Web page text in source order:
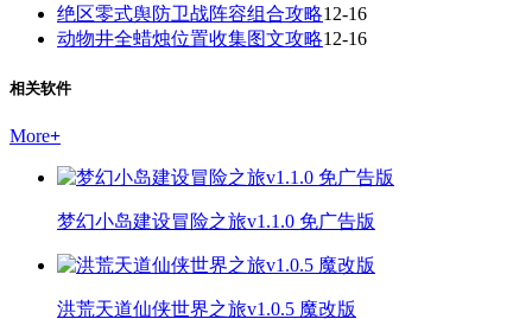
绝区零式舆防卫战阵容组合攻略12-16
动物井全蜡烛位置收集图文攻略12-16
相关软件
More+
梦幻小岛建设冒险之旅v1.1.0 免广告版
洪荒天道仙侠世界之旅v1.0.5 魔改版